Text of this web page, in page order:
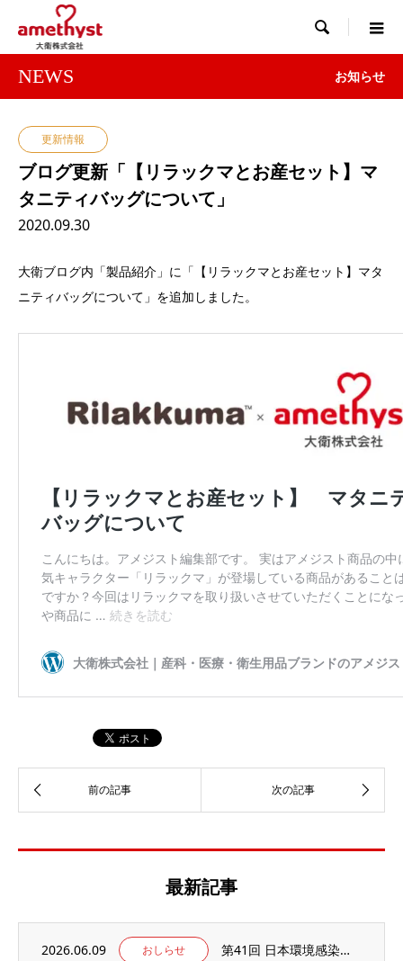

NEWS お知らせ
更新情報
ブログ更新「【リラックマとお産セット】マ
タニティバッグについて」
2020.09.30
大衛ブログ内「製品紹介」に「【リラックマとお産セット】マタ
ニティバッグについて」を追加しました。
最新記事
2026.06.09 おしらせ 第41回 日本環境感染学会総会・学術集会の併設展示ブースに出展いたします。